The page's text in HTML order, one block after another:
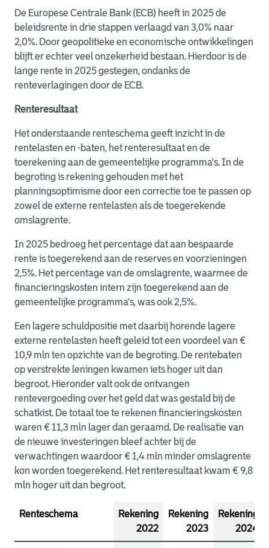
De Europese Centrale Bank (ECB) heeft in 2025 de
beleidsrente in drie stappen verlaagd van 3,0% naar
2,0%. Door geopolitieke en economische ontwikkelingen
blijft er echter veel onzekerheid bestaan. Hierdoor is de
lange rente in 2025 gestegen, ondanks de
renteverlagingen door de ECB.
Renteresultaat
Het onderstaande renteschema geeft inzicht in de
rentelasten en -baten, het renteresultaat en de
toerekening aan de gemeentelijke programma's. In de
begroting is rekening gehouden met het
planningsoptimisme door een correctie toe te passen op
zowel de externe rentelasten als de toegerekende
omslagrente.
In 2025 bedroeg het percentage dat aan bespaarde
rente is toegerekend aan de reserves en voorzieningen
2,5%. Het percentage van de omslagrente, waarmee de
financieringskosten intern zijn toegerekend aan de
gemeentelijke programma's, was ook 2,5%.
Een lagere schuldpositie met daarbij horende lagere
externe rentelasten heeft geleid tot een voordeel van €
10,9 mln ten opzichte van de begroting. De rentebaten
op verstrekte leningen kwamen iets hoger uit dan
begroot. Hieronder valt ook de ontvangen
rentevergoeding over het geld dat was gestald bij de
schatkist. De totaal toe te rekenen financieringskosten
waren € 11,3 mln lager dan geraamd. De realisatie van
de nieuwe investeringen bleef achter bij de
verwachtingen waardoor € 1,4 mln minder omslagrente
kon worden toegerekend. Het renteresultaat kwam € 9,8
mln hoger uit dan begroot.
Renteschema
Rekening
2022
Rekening
2023
Rekening
2024